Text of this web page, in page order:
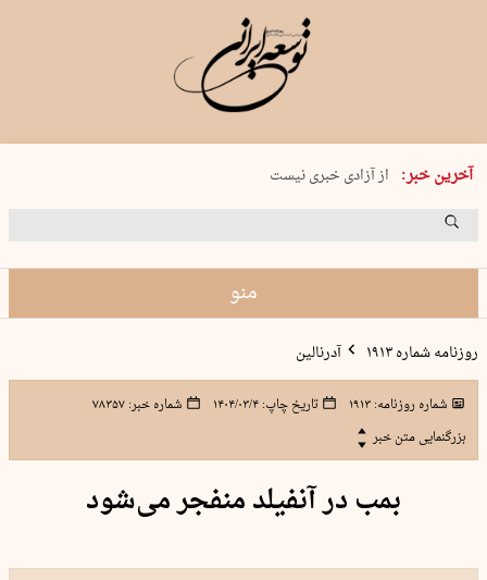
آخرین خبر:
یکشنبه 18 مرداد 1405 شماره 2245
از آزادی خبری نیست
۸۸۸ نفر سال گذشته بر اثر غرق‌شدگی جان …
منو
روزنامه شماره ۱۹۱۳ آدرنالین
شماره روزنامه:۱۹۱۳ تاریخ چاپ:۱۴۰۴/۰۳/۴ شماره خبر:۷۸۳۵۷
بزرگنمایی متن خبر
بمب در آنفیلد منفجر می‌شود